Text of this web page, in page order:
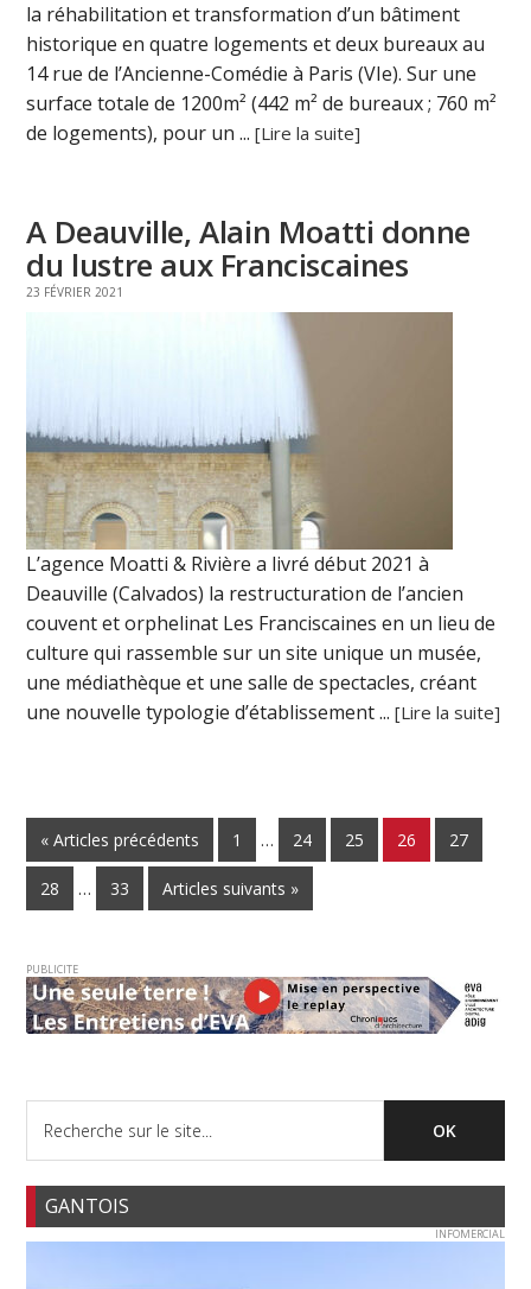
la réhabilitation et transformation d’un bâtiment
historique en quatre logements et deux bureaux au
14 rue de l’Ancienne-Comédie à Paris (VIe). Sur une
surface totale de 1200m² (442 m² de bureaux ; 760 m²
de logements), pour un ...[Lire la suite]
A Deauville, Alain Moatti donne
du lustre aux Franciscaines
23 FÉVRIER 2021
L’agence Moatti & Rivière a livré début 2021 à
Deauville (Calvados) la restructuration de l’ancien
couvent et orphelinat Les Franciscaines en un lieu de
culture qui rassemble sur un site unique un musée,
une médiathèque et une salle de spectacles, créant
une nouvelle typologie d’établissement ...[Lire la suite]
« Articles précédents 1 … 24 25 26 27
28 … 33 Articles suivants »
PUBLICITE
GANTOIS
INFOMERCIAL